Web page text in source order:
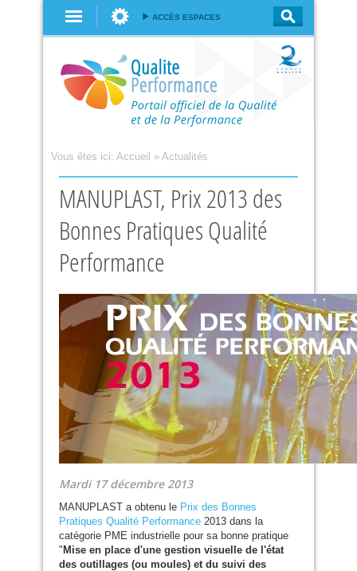
ACCÈS ESPACES
Vous êtes ici: Accueil » Actualités
MANUPLAST, Prix 2013 des
Bonnes Pratiques Qualité
Performance
Mardi 17 décembre 2013
MANUPLAST a obtenu le Prix des Bonnes
Pratiques Qualité Performance 2013 dans la
catégorie PME industrielle pour sa bonne pratique
" Mise en place d'une gestion visuelle de l'état
des outillages (ou moules) et du suivi des